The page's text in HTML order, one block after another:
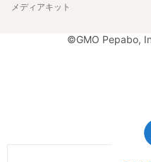
メディアキット
©GMO Pepabo,